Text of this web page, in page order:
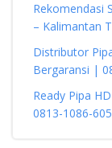
Rekomendasi
– Kalimantan
Distributor
Bergaransi |
Ready Pipa
0813-1086-